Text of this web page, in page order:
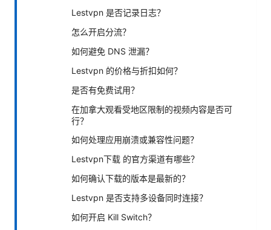
Lestvpn 是否记录日志？
怎么开启分流？
如何避免 DNS 泄漏？
Lestvpn 的价格与折扣如何？
是否有免费试用？
在加拿大观看受地区限制的视频内容是否可
行？
如何处理应用崩溃或兼容性问题？
Lestvpn下载 的官方渠道有哪些？
如何确认下载的版本是最新的？
Lestvpn 是否支持多设备同时连接？
如何开启 Kill Switch？